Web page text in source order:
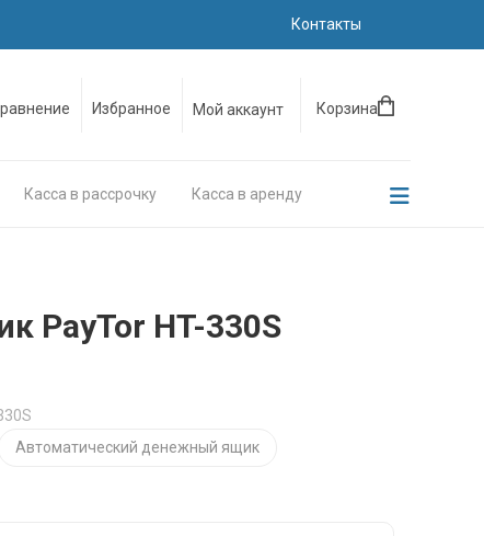
Контакты
Избранное Мой аккаунт Корзина
Касса в рассрочку Касса в аренду
PayTor HT-330S
Автоматический денежный ящик